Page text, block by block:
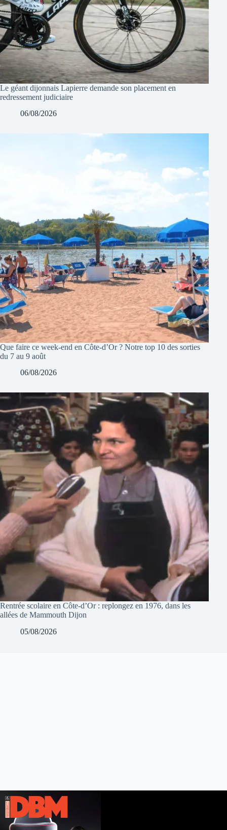
Le géant dijonnais Lapierre demande son placement en
redressement judiciaire
06/08/2026
Que faire ce week-end en Côte-d’Or ? Notre top 10 des sorties
du 7 au 9 août
06/08/2026
Rentrée scolaire en Côte-d’Or : replongez en 1976, dans les
allées de Mammouth Dijon
05/08/2026